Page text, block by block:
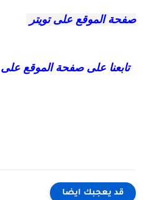
صفحة الموقع على تويتر
تابعنا على صفحة الموقع على
قد يعجبك ايضا